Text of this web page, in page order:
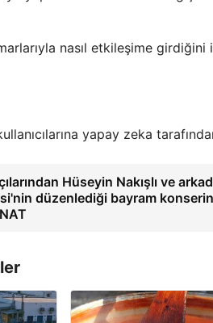
nasıl etkileşime
yapay zeka
Hüseyin Nakışlı ve
düzenlediği bayram